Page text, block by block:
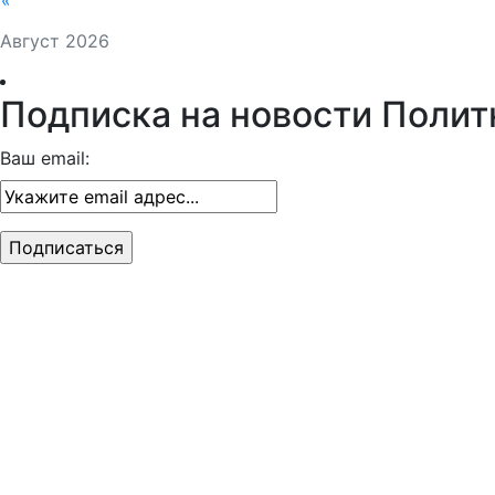
Август 2026
Подписка на новости
Ваш email: